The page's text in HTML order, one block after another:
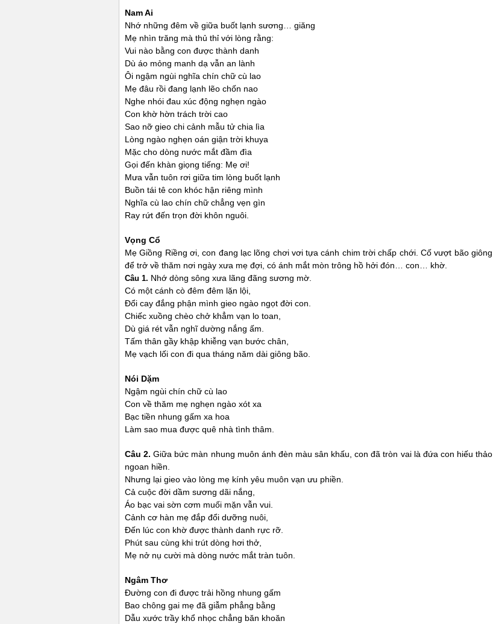
NamAi
Nhớ những đêm về giữa buốt lạnh sương… giăng
Mẹ nhìn trăng mà thủ thỉ với lòng rằng:
Vui nào bằng con được thành danh
Dù áo mỏng manh dạ vẫn an lành
Ôi ngậm ngùi nghĩa chín chữ cù lao
Mẹ đâu rồi đang lạnh lẽo chốn nao
Nghe nhói đau xúc động nghẹn ngào
Con khờ hờn trách trời cao
Sao nỡ gieo chi cảnh mẫu tử chia lìa
Lòng ngào nghẹn oán giận trời khuya
Mặc cho dòng nước mắt đầm đìa
Gọi đến khàn giọng tiếng: Mẹ ơi!
Mưa vẫn tuôn rơi giữa tim lòng buốt lạnh
Buồn tái tê con khóc hận riêng mình
Nghĩa cù lao chín chữ chẳng vẹn gìn
Ray rứt đến trọn đời khôn nguôi.
Vọng Cổ
Mẹ Giồng Riềng ơi, con đang lạc lõng chơi vơi tựa cánh chim trời chấp chới. Cố vượt bão giông
để trở về thăm nơi ngày xưa mẹ đợi, có ánh mắt mòn trông hồ hởi đón… con… khờ.
Câu 1. Nhớ dòng sông xưa lãng đãng sương mờ.
Có một cánh cò đêm đêm lặn lội,
Đổi cay đắng phận mình gieo ngào ngọt đời con.
Chiếc xuồng chèo chở khẳm vạn lo toan,
Dù giá rét vẫn nghĩ dường nắng ấm.
Tấm thân gầy khập khiễng vạn bước chân,
Mẹ vạch lối con đi qua tháng năm dài giông bão.
Nói Dặm
Ngậm ngùi chín chữ cù lao
Con về thăm mẹ nghẹn ngào xót xa
Bạc tiền nhung gấm xa hoa
Làm sao mua được quê nhà tình thâm.
Câu 2.Giữa bức màn nhung muôn ánh đèn màu sân khấu, con đã tròn vai là đứa con hiếu thảo
ngoan hiền.
Nhưng lại gieo vào lòng mẹ kính yêu muôn vạn ưu phiền.
Cả cuộc đời dầm sương dãi nắng,
Áo bạc vai sờn cơm muối mặn vẫn vui.
Cảnh cơ hàn mẹ đắp đổi dưỡng nuôi,
Đến lúc con khờ được thành danh rực rỡ.
Phút sau cùng khi trút dòng hơi thở,
Mẹ nở nụ cười mà dòng nước mắt tràn tuôn.
Ngâm Thơ
Đường con đi được trải hồng nhung gấm
Bao chông gai mẹ đã giẫm phẳng bằng
Dẫu xước trầy khổ nhọc chẳng băn khoăn